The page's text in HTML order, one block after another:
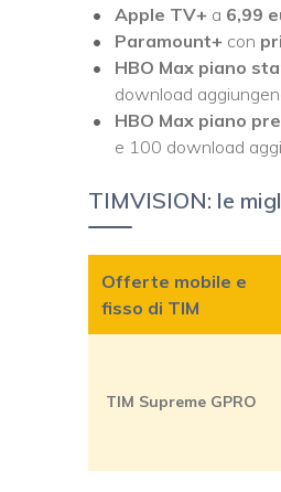
Apple TV+ a 6,99
Paramount+ con
HBO Max piano
download
HBO Max piano
e 100 download
TIMVISION: le
Offerte mobile e
fisso di TIM
TIM Supreme GPRO